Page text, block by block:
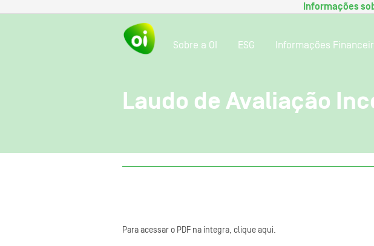
Informações
Sobre a OI ESG Informações
Laudo de Avaliação
Para acessar o PDF na íntegra, clique aqui.